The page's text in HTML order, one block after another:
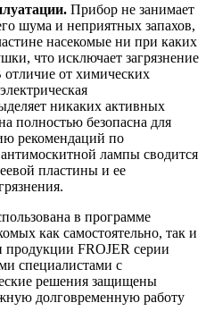
Прибор не занимает
шума и неприятных запахов,
насекомые ни при каких
что исключает загрязнение
от химических
никаких активных
полностью безопасна для
рекомендаций по
лампы сводится
пластины и ее
в программе
как самостоятельно, так и
продукции FROJER серии
специалистами с
решения защищены
долговременную работу